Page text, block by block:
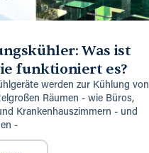
Was ist
funktioniert es?
werden zur Kühlung von
Räumen - wie Büros,
Krankenhauszimmern - und
-